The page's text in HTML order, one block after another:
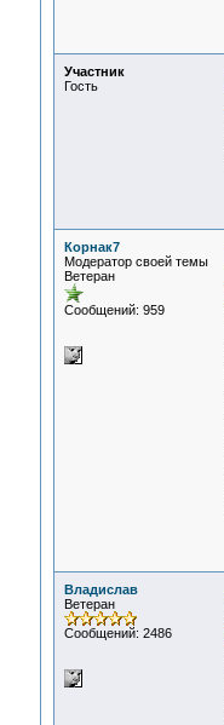
Участник
Гость
Корнак7
Модератор своей темы
Ветеран
Сообщений: 959
Владислав
Ветеран
Сообщений: 2486